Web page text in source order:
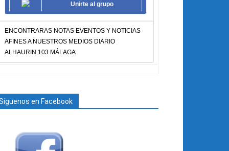
Unirte al grupo
ENCONTRARAS NOTAS EVENTOS Y NOTICIAS
AFINES A NUESTROS MEDIOS DIARIO
ALHAURIN 103 MÁLAGA
en Facebook